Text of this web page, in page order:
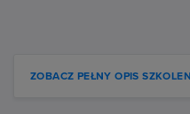
ZOBACZ PEŁNY OPIS